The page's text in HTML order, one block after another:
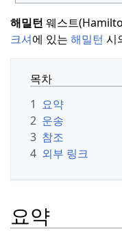
해밀턴 웨스트
크셔에 있는 해밀턴 시
목차
1 요약
2 운송
3 참조
4 외부 링크
요약